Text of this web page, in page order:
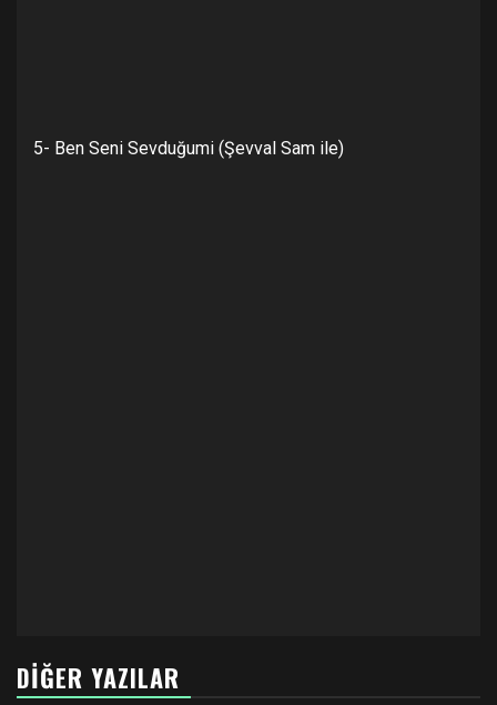
5- Ben Seni Sevduğumi (Şevval Sam ile)
DIĞER YAZILAR